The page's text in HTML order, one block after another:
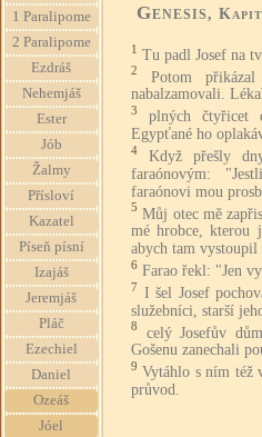
1 Paralipome
2 Paralipome
Ezdráš
Nehemjáš
Ester
Jób
Žalmy
Přísloví
Kazatel
Píseň písní
Izajáš
Jeremjáš
Pláč
Ezechiel
Daniel
Ozeáš
Jóel
Genesis,
1 Tu padl Josef na
2
Potom
nabalzamovali.
3
plných čtyřicet
Egypťané ho
4
Když přešly
faraónovým:
faraónovi mou
5 Můj otec mě
mé hrobce, kterou
abych tam vystoupil
6 Farao řekl: "Jen
7 I šel Josef
služebníci, starší
8
celý Josefův
Gošenu zanechali
9 Vytáhlo s ním též
průvod.